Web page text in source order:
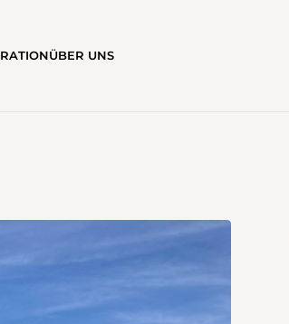
ÜBER UNS